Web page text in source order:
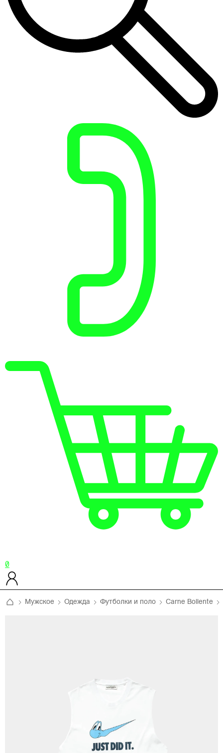
0
Мужское Одежда Футболки и поло Carne Bollente